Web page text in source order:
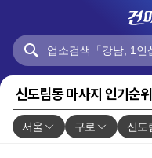
신도림동 마사지 인기순위
서울 구로 신도